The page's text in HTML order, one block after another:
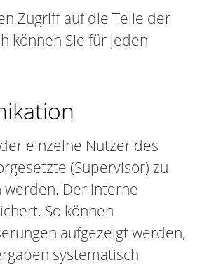
Zugriff auf die Teile der
können Sie für jeden
einzelne Nutzer des
(Supervisor) zu
Der interne
So können
aufgezeigt werden,
systematisch